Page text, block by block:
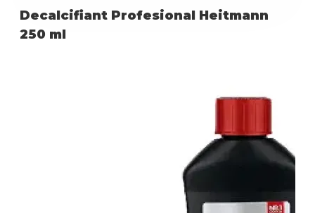
Decalcifiant Profesional Heitmann
250 ml